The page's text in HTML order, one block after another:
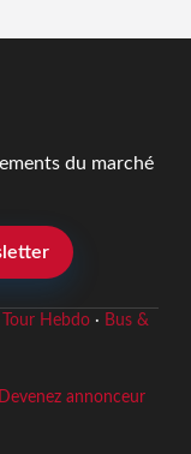
du marché
Tour Hebdo· Bus &
Devenez annonceur